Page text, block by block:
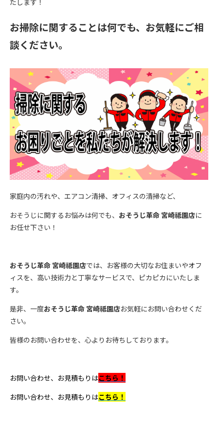
たします！
お掃除に関することは何でも、お気軽にご相
談ください。
家庭内の汚れや、エアコン清掃、オフィスの清掃など、
おそうじに関するお悩みは何でも、 おそうじ革命 宮崎祗園店に
お任せ下さい！
おそうじ革命 宮崎祗園店では、お客様の大切なお住まいやオフ
ィスを、高い技術力と丁寧なサービスで、ピカピカにいたしま
す。
是非、一度おそうじ革命 宮崎祗園店お気軽にお問い合わせくだ
さい。
皆様のお問い合わせを、心よりお待ちしております。
お問い合わせ、お見積もりはこちら！
お問い合わせ、お見積もりはこちら！